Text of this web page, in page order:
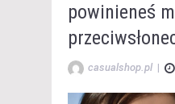
powinieneś
casualshop.pl |